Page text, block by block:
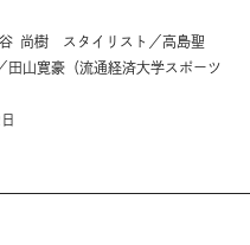
尚樹 スタイリスト／高島聖
山寛豪（流通経済大学スポーツ